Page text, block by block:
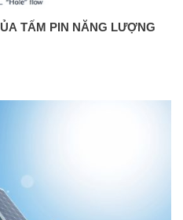
TẤM PIN NĂNG LƯỢNG